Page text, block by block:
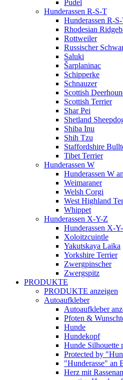
Pudel
Hunderassen R-S-T
Hunderassen R-
Rhodesian
Rottweiler
Russischer
Saluki
Šarplaninac
Schipperke
Schnauzer
Scottish
Scottish Terrier
Shar Pei
Shetland
Shiba Inu
Shih Tzu
Staffordshire
Tibet Terrier
Hunderassen W
Hunderassen W
Weimaraner
Welsh Corgi
West Highland
Whippet
Hunderassen X-Y-Z
Hunderassen X-
Xoloitzcuintle
Yakutskaya Laika
Yorkshire Terrier
Zwergpinscher
Zwergspitz
PRODUKTE
PRODUKTE anzeigen
Autoaufkleber
Autoaufkleber
Pfoten &
Hunde
Hundekopf
Hunde Silhouette
Protected by
"Hunderasse" an
Herz mit